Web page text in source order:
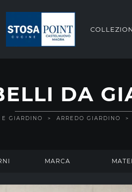
DA
E GIARDINO > ARREDO GIARDINO >
MARCA